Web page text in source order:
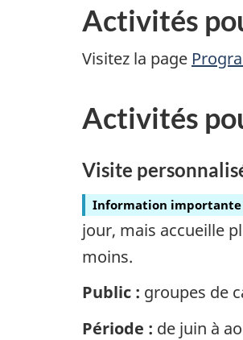
Activités
Visitez la page
Activités
Visite
Information importante
jour, mais accueille
moins.
Public : groupes de
Période : de juin à